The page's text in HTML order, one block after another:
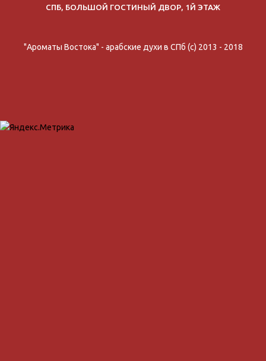
СПБ, БОЛЬШОЙ ГОСТИНЫЙ ДВОР, 1Й ЭТАЖ
"Ароматы Востока" - арабские духи в СПб (c) 2013 - 2018